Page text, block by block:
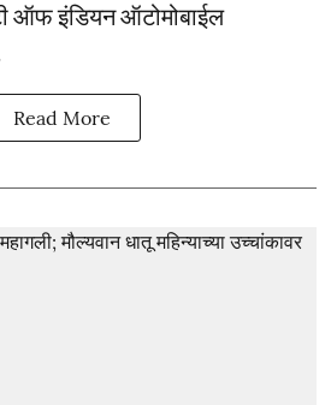
ऑफ इंडियन ऑटोमोबाईल
Read More